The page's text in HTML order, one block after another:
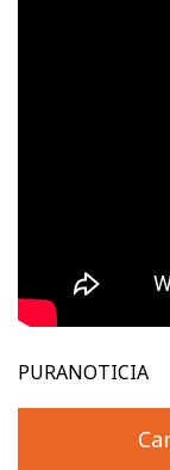
PURANOTICIA